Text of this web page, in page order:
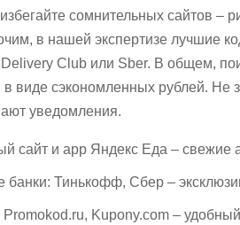
сомнительных сайтов –
в нашей экспертизе лучшие
Delivery Club или Sber. В общем,
в виде сэкономленных рублей. Не
уведомления.
сайт и app Яндекс Еда – свежие
банки: Тинькофф, Сбер –
Promokod.ru, Kupony.com –